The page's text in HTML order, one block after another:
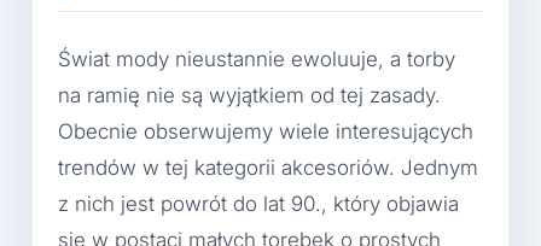
Świat mody nieustannie ewoluuje, a torby
na ramię nie są wyjątkiem od tej zasady.
Obecnie obserwujemy wiele interesujących
trendów w tej kategorii akcesoriów. Jednym
z nich jest powrót do lat 90., który objawia
się w postaci małych torebek o prostych